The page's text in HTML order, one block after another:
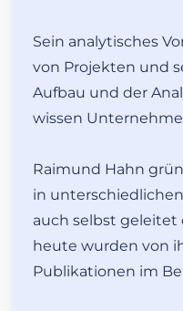
Sein analytisches
von Projekten und
Aufbau und der
wissen
Raimund Hahn
in
auch selbst geleitet
heute wurden von
Publikationen im